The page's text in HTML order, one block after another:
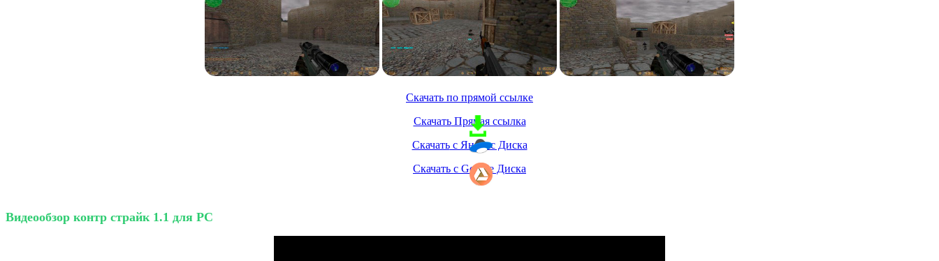
Скачать по прямой ссылке
СкачатьПрямая ссылка
Скачатьс Яндекс Диска
Скачать c Google Диска
Видеообзор контр страйк 1.1 для PC